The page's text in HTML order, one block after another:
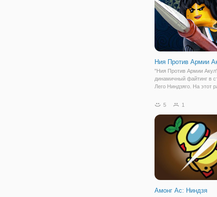
Ния Против Армии
"Ния Против Армии
динамичный файтинг в
Лего Ниндзяго. На этот
команду воинов света, а
сразиться с
5 1
Амонг Ас: Ниндзя